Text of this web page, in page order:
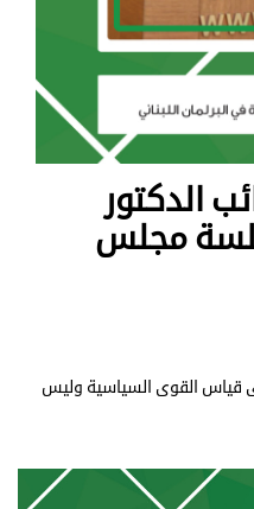
الدكتور
مجلس
قياس القوى السياسية وليس